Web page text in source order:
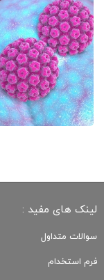
لینک های مفید :
سوالات متداول
فرم استخدام